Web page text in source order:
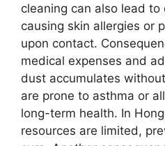
cleaning can also lead to
causing skin allergies or
upon contact.
medical expenses and
dust accumulates
are prone to asthma or
long-term health. In
resources are limited,